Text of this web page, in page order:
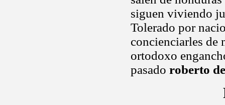
siguen viviendo
Tolerado por
concienciarles de
ortodoxo
pasado roberto